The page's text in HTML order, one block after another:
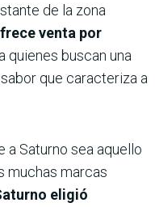
de la zona
venta por
quienes buscan una
que caracteriza a
a Saturno sea aquello
muchas marcas
eligió